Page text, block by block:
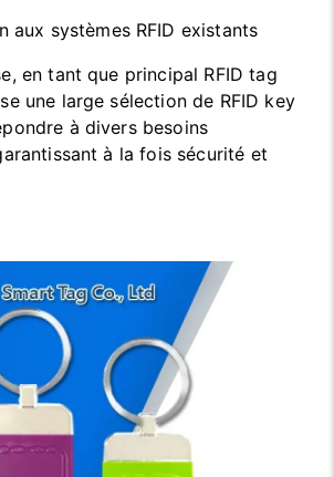
aux systèmes RFID existants
en tant que principal RFID tag
une large sélection de RFID key
à divers besoins
à la fois sécurité et